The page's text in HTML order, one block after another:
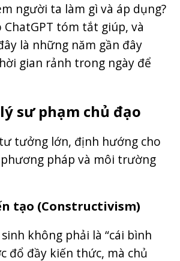
người ta làm gì và áp dụng?
ChatGPT tóm tắt giúp, và
là những năm gần đây
gian rảnh trong ngày để
sư phạm chủ đạo
tưởng lớn, định hướng cho
pháp và môi trường
tạo (Constructivism)
không phải là “cái bình
đổ đầy kiến thức, mà chủ